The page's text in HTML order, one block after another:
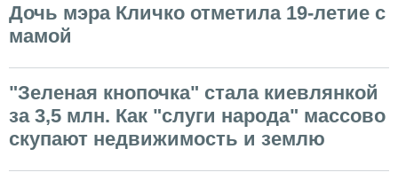
Дочь мэра Кличко отметила 19-летие с
мамой
"Зеленая кнопочка" стала киевлянкой
за 3,5 млн. Как "слуги народа" массово
скупают недвижимость и землю